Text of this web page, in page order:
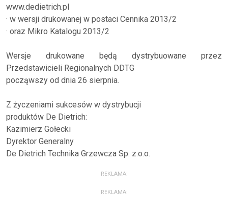
www.dedietrich.pl
· w wersji drukowanej w postaci Cennika 2013/2
· oraz Mikro Katalogu 2013/2
Wersje drukowane będą dystrybuowane przez
Przedstawicieli Regionalnych DDTG
począwszy od dnia 26 sierpnia.
Z życzeniami sukcesów w dystrybucji
produktów De Dietrich:
Kazimierz Gołecki
Dyrektor Generalny
De Dietrich Technika Grzewcza Sp. z.o.o.
REKLAMA:
REKLAMA: